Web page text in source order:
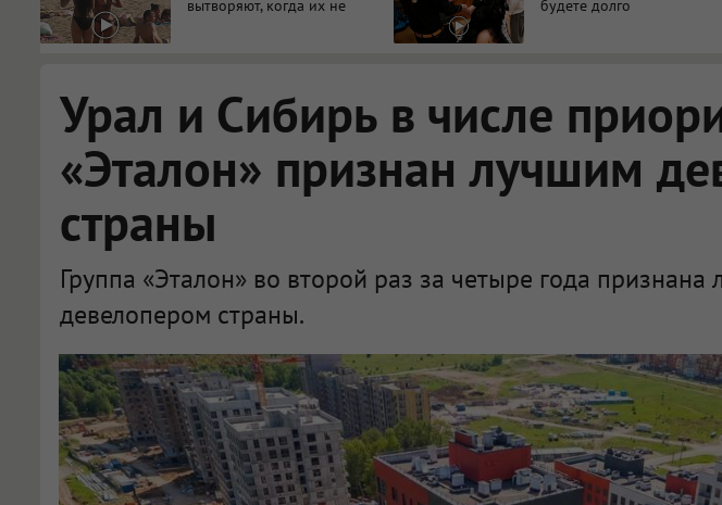
вытворяют, когда их не
будете долго
Урал и Сибирь в числе
«Эталон» признан лучшим
страны
Группа «Эталон» во второй раз за четыре года признана
девелопером страны.